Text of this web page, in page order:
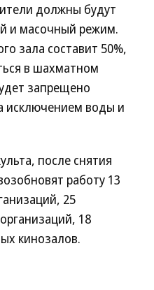
должны будут
и масочный режим.
зала составит 50%,
в шахматном
запрещено
исключением воды и
после снятия
работу 13
25
18
кинозалов.